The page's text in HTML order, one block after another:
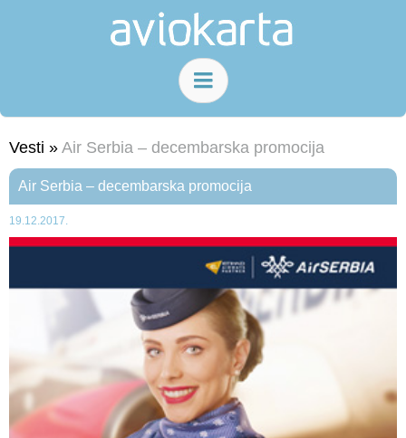
Vesti » Air Serbia – decembarska promocija
Air Serbia – decembarska promocija
19.12.2017.